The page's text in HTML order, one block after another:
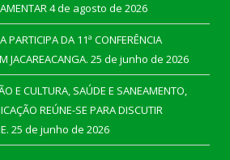
4 de agosto de 2026
PARTICIPA DA 11ª CONFERÊNCIA
JACAREACANGA. 25 de junho de 2026
E CULTURA, SAÚDE E SANEAMENTO,
REÚNE-SE PARA DISCUTIR
25 de junho de 2026